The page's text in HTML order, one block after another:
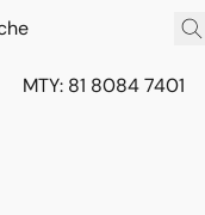
MTY: 81 8084 7401